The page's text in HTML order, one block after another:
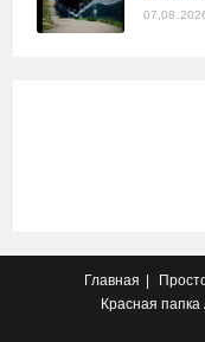
Главная
Красная папка